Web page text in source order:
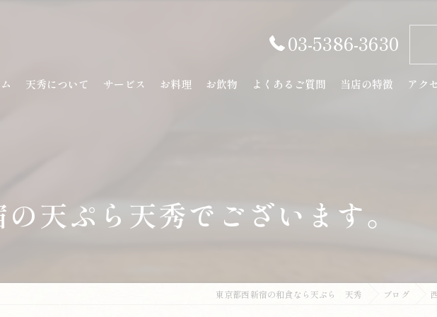
03-5386-3630
天秀について サービス お料理 お飲物 よくあるご質問 当店の特徴
ディナー
アク
天ぷら天秀でございます。
東京都西新宿の和食なら天ぷら 天秀 ブログ